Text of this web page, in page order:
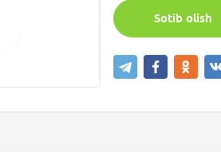
Sotib olish